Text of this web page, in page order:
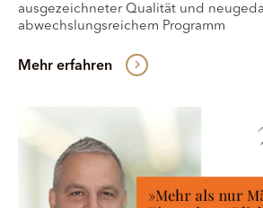
ausgezeichneter Qualität und
abwechslungsreichem Programm
Mehr erfahren